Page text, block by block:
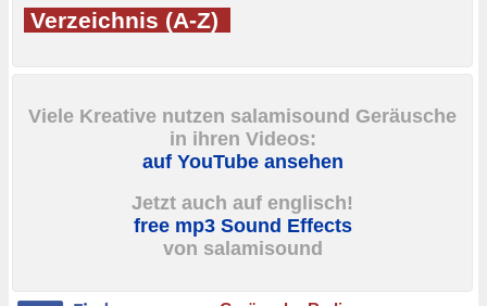
Verzeichnis (A-Z)
Viele Kreative nutzen salamisound Geräusche
in ihren Videos:
auf YouTube ansehen
Jetzt auch auf englisch!
free mp3 Sound Effects
von salamisound